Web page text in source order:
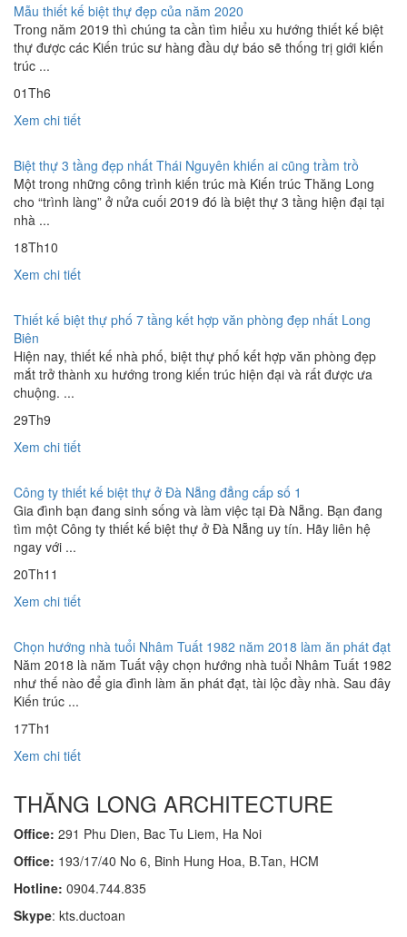
Mẫu thiết kế biệt thự đẹp của năm 2020
Trong năm 2019 thì chúng ta cần tìm hiểu xu hướng thiết kế biệt
thự được các Kiến trúc sư hàng đầu dự báo sẽ thống trị giới kiến
trúc ...
01Th6
Xem chi tiết
Biệt thự 3 tầng đẹp nhất Thái Nguyên khiến ai cũng trầm trồ
Một trong những công trình kiến trúc mà Kiến trúc Thăng Long
cho “trình làng” ở nửa cuối 2019 đó là biệt thự 3 tầng hiện đại tại
nhà ...
18Th10
Xem chi tiết
Thiết kế biệt thự phố 7 tầng kết hợp văn phòng đẹp nhất Long
Biên
Hiện nay, thiết kế nhà phố, biệt thự phố kết hợp văn phòng đẹp
mắt trở thành xu hướng trong kiến trúc hiện đại và rất được ưa
chuộng. ...
29Th9
Xem chi tiết
Công ty thiết kế biệt thự ở Đà Nẵng đẳng cấp số 1
Gia đình bạn đang sinh sống và làm việc tại Đà Nẵng. Bạn đang
tìm một Công ty thiết kế biệt thự ở Đà Nẵng uy tín. Hãy liên hệ
ngay với ...
20Th11
Xem chi tiết
Chọn hướng nhà tuổi Nhâm Tuất 1982 năm 2018 làm ăn phát đạt
Năm 2018 là năm Tuất vậy chọn hướng nhà tuổi Nhâm Tuất 1982
như thế nào để gia đình làm ăn phát đạt, tài lộc đầy nhà. Sau đây
Kiến trúc ...
17Th1
Xem chi tiết
THĂNG LONG ARCHITECTURE
Office: 291 Phu Dien, Bac Tu Liem, Ha Noi
Office: 193/17/40 No 6, Binh Hung Hoa, B.Tan, HCM
Hotline: 0904.744.835
Skype: kts.ductoan